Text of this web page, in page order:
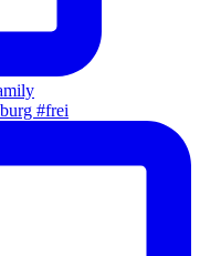
#frei